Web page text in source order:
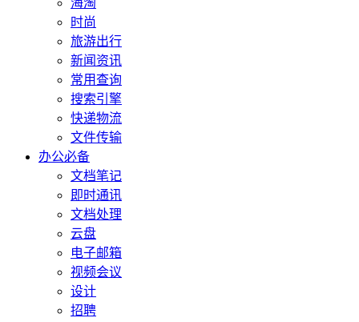
海淘
时尚
旅游出行
新闻资讯
常用查询
搜索引擎
快递物流
文件传输
办公必备
文档笔记
即时通讯
文档处理
云盘
电子邮箱
视频会议
设计
招聘